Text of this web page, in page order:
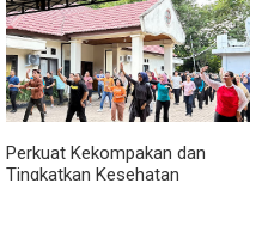
Perkuat Kekompakan dan
Tingkatkan Kesehatan